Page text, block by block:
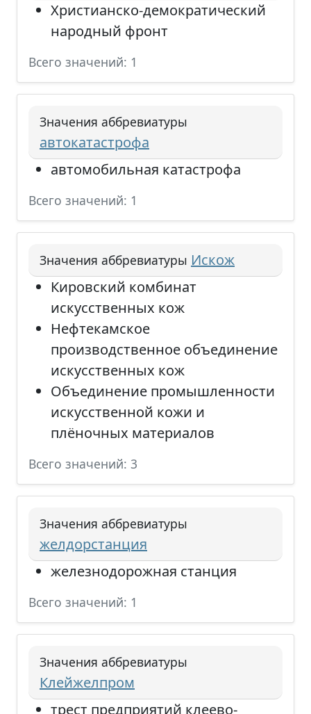
Христианско-демократический
народный фронт
Всего значений: 1
Значения аббревиатуры
автокатастрофа
автомобильная катастрофа
Всего значений: 1
Значения аббревиатуры Искож
Кировский комбинат
искусственных кож
Нефтекамское
производственное объединение
искусственных кож
Объединение промышленности
искусственной кожи и
плёночных материалов
Всего значений: 3
Значения аббревиатуры
желдорстанция
железнодорожная станция
Всего значений: 1
Значения аббревиатуры
Клейжелпром
трест предприятий клеево-